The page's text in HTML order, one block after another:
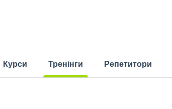
Курси
Тренінги
Репетитори